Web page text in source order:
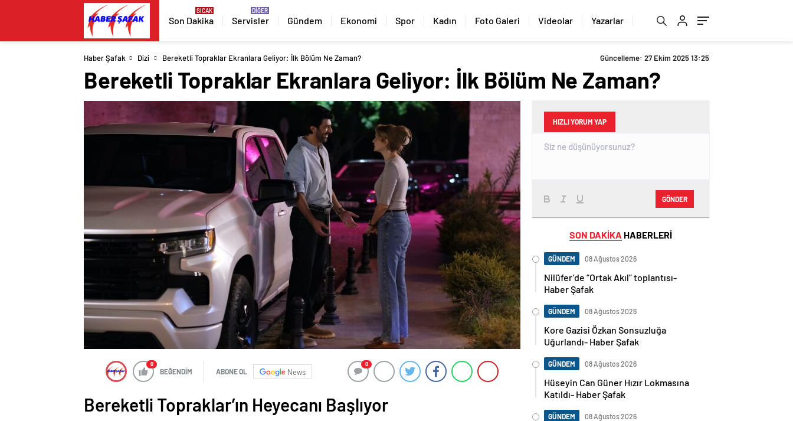
Son Dakika Servisler Gündem Ekonomi Spor Kadın Foto Galeri Videolar Yazarlar
Haber Şafak Dizi Bereketli Topraklar Ekranlara Geliyor: İlk Bölüm Ne Zaman? Güncelleme: 27 Ekim 2025 13:25
Bereketli Topraklar Ekranlara Geliyor: İlk Bölüm Ne Zaman?
0
BEĞENDİM ABONE OL News
0
Bereketli Topraklar’ın Heyecanı Başlıyor
HIZLI YORUM YAP
GÖNDER
SON DAKİKA HABERLERİ
GÜNDEM 08 Ağustos 2026
Nilüfer’de “Ortak Akıl” toplantısı-
Haber Şafak
GÜNDEM 08 Ağustos 2026
Kore Gazisi Özkan Sonsuzluğa
Uğurlandı- Haber Şafak
GÜNDEM 08 Ağustos 2026
Hüseyin Can Güner Hızır Lokmasına
Katıldı- Haber Şafak
GÜNDEM 08 Ağustos 2026